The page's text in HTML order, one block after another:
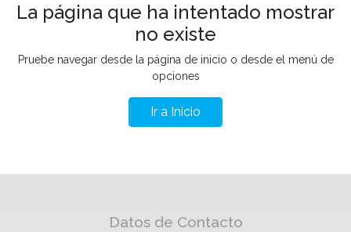
La página que ha intentado mostrar
no existe
Pruebe navegar desde la página de inicio o desde el menú de
opciones
Ir a Inicio
Datos de Contacto